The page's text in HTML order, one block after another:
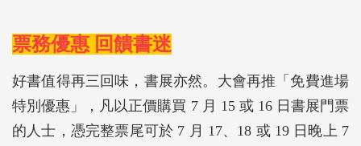
票務優惠 回饋書迷
好書值得再三回味，書展亦然。大會再推「免費進場
特別優惠」，凡以正價購買 7 月 15 或 16 日書展門票
的人士，憑完整票尾可於 7 月 17、18 或 19 日晚上 7